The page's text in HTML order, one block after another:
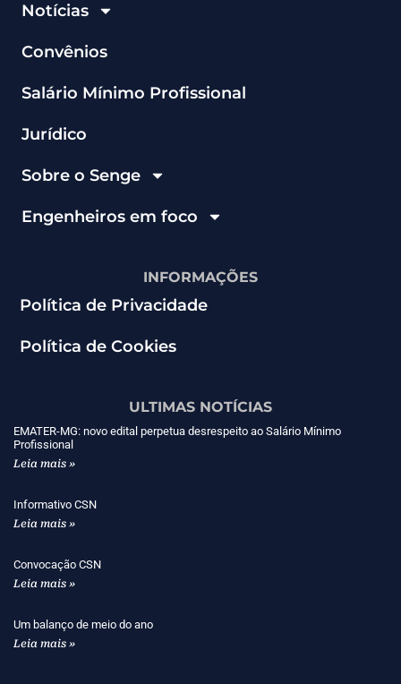
Notícias
Convênios
Salário Mínimo Profissional
Jurídico
Sobre o Senge
Engenheiros em foco
INFORMAÇÕES
Política de Privacidade
Política de Cookies
ULTIMAS NOTÍCIAS
EMATER-MG: novo edital perpetua desrespeito ao Salário Mínimo
Profissional
Leia mais »
Informativo CSN
Leia mais »
Convocação CSN
Leia mais »
Um balanço de meio do ano
Leia mais »